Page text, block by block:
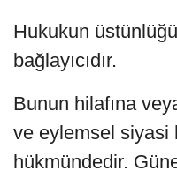
Hukukun
bağlayıcıdır.
Bunun hilafına
ve eylemsel siyasi
hükmündedir.